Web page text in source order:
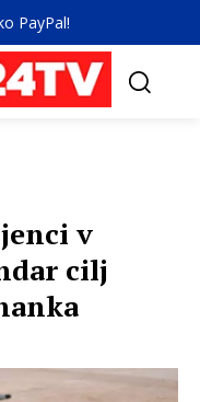
PayPal!
v
cilj